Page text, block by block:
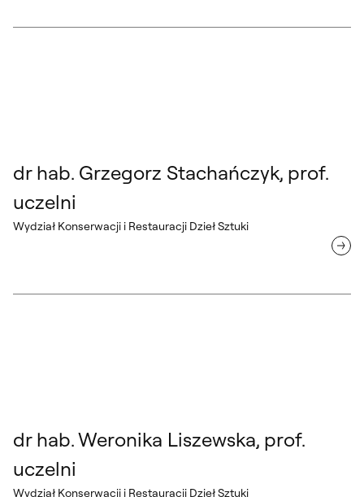
dr hab. Grzegorz Stachańczyk, prof.
uczelni
Wydział Konserwacji i Restauracji Dzieł Sztuki
dr hab. Weronika Liszewska, prof.
uczelni
Wydział Konserwacji i Restauracji Dzieł Sztuki